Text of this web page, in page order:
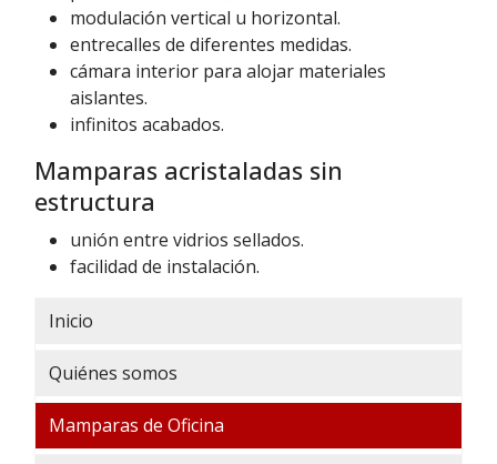
modulación vertical u horizontal.
entrecalles de diferentes medidas.
cámara interior para alojar materiales
aislantes.
infinitos acabados.
Mamparas acristaladas sin
estructura
unión entre vidrios sellados.
facilidad de instalación.
Inicio
Quiénes somos
Mamparas de Oficina